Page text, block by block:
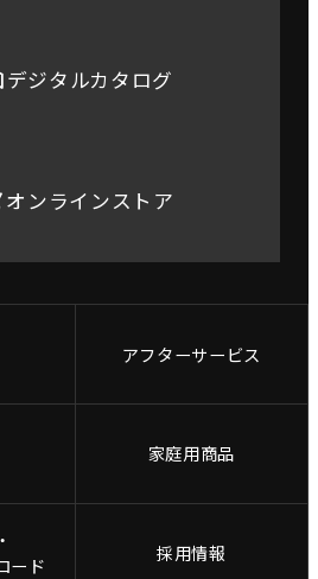
デジタルカタログ
オンラインストア
アフターサービス
家庭用商品
ード
採用情報